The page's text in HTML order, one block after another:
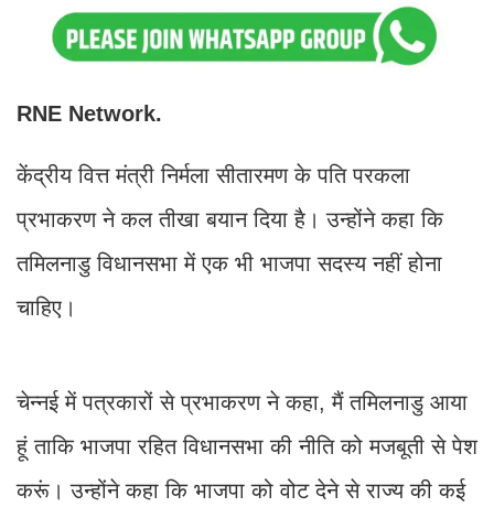
RNE Network.
केंद्रीय वित्त मंत्री निर्मला सीतारमण के पति परकला
प्रभाकरण ने कल तीखा बयान दिया है। उन्होंने कहा कि
तमिलनाडु विधानसभा में एक भी भाजपा सदस्य नहीं होना
चाहिए।
चेन्नई में पत्रकारों से प्रभाकरण ने कहा, मैं तमिलनाडु आया
हूं ताकि भाजपा रहित विधानसभा की नीति को मजबूती से पेश
करूं। उन्होंने कहा कि भाजपा को वोट देने से राज्य की कई